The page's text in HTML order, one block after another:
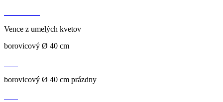
Vence z umelých kvetov
borovicový Ø 40 cm
borovicový Ø 40 cm prázdny